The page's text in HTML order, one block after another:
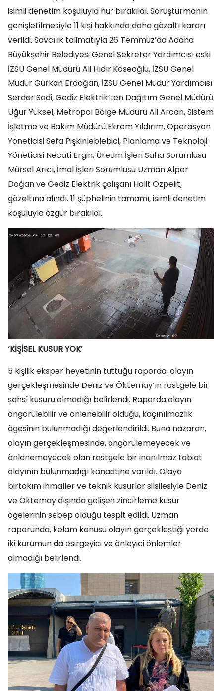
isimli denetim koşuluyla hür bırakıldı. Soruşturmanın
genişletilmesiyle 11 kişi hakkında daha gözaltı kararı
verildi. Savcılık talimatıyla 26 Temmuz’da Adana
Büyükşehir Belediyesi Genel Sekreter Yardımcısı eski
İZSU Genel Müdürü Ali Hıdır Köseoğlu, İZSU Genel
Müdür Gürkan Erdoğan, İZSU Genel Müdür Yardımcısı
Serdar Sadi, Gediz Elektrik’ten Dağıtım Genel Müdürü
Uğur Yüksel, Metropol Bölge Müdürü Ali Arcan, Sistem
İşletme ve Bakım Müdürü Ekrem Yıldırım, Operasyon
Yöneticisi Sefa Pişkinleblebici, Planlama ve Teknoloji
Yöneticisi Necati Ergin, Üretim İşleri Saha Sorumlusu
Mürsel Arıcı, İmal İşleri Sorumlusu Uzman Alper
Doğan ve Gediz Elektrik çalışanı Halit Özpelit,
gözaltına alındı. 11 şüphelinin tamamı, isimli denetim
koşuluyla özgür bırakıldı.
‘KİŞİSEL KUSUR YOK’
5 kişilik eksper heyetinin tuttuğu raporda, olayın
gerçekleşmesinde Deniz ve Öktemay’ın rastgele bir
şahsî kusuru olmadığı belirlendi. Raporda olayın
öngörülebilir ve önlenebilir olduğu, kaçınılmazlık
ögesinin bulunmadığı değerlendirildi. Buna nazaran,
olayın gerçekleşmesinde, öngörülemeyecek ve
önlenemeyecek olan rastgele bir inanılmaz tabiat
olayının bulunmadığı kanaatine varıldı. Olaya
birtakım ihmaller ve teknik kusurlar silsilesiyle Deniz
ve Öktemay dışında gelişen zincirleme kusur
ögelerinin sebep olduğu tespit edildi. Uzman
raporunda, kelam konusu olayın gerçekleştiği yerde
iki kurumun da esirgeyici ve önleyici önlemler
almadığı belirlendi.